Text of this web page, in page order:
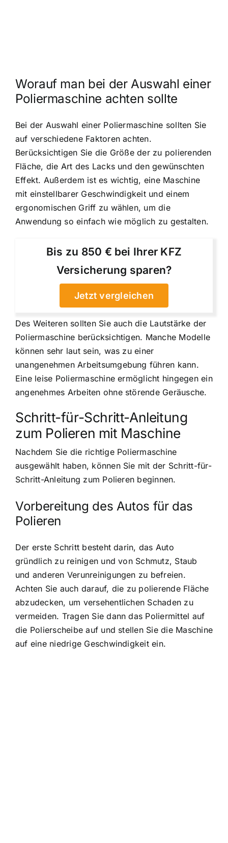
Worauf man bei der Auswahl einer
Poliermaschine achten sollte
Bei der Auswahl einer Poliermaschine sollten Sie
auf verschiedene Faktoren achten.
Berücksichtigen Sie die Größe der zu polierenden
Fläche, die Art des Lacks und den gewünschten
Effekt. Außerdem ist es wichtig, eine Maschine
mit einstellbarer Geschwindigkeit und einem
ergonomischen Griff zu wählen, um die
Anwendung so einfach wie möglich zu gestalten.
Bis zu 850 € bei Ihrer KFZ
Versicherung sparen?
Jetzt vergleichen
Des Weiteren sollten Sie auch die Lautstärke der
Poliermaschine berücksichtigen. Manche Modelle
können sehr laut sein, was zu einer
unangenehmen Arbeitsumgebung führen kann.
Eine leise Poliermaschine ermöglicht hingegen ein
angenehmes Arbeiten ohne störende Geräusche.
Schritt-für-Schritt-Anleitung
zum Polieren mit Maschine
Nachdem Sie die richtige Poliermaschine
ausgewählt haben, können Sie mit der Schritt-für-
Schritt-Anleitung zum Polieren beginnen.
Vorbereitung des Autos für das
Polieren
Der erste Schritt besteht darin, das Auto
gründlich zu reinigen und von Schmutz, Staub
und anderen Verunreinigungen zu befreien.
Achten Sie auch darauf, die zu polierende Fläche
abzudecken, um versehentlichen Schaden zu
vermeiden. Tragen Sie dann das Poliermittel auf
die Polierscheibe auf und stellen Sie die Maschine
auf eine niedrige Geschwindigkeit ein.